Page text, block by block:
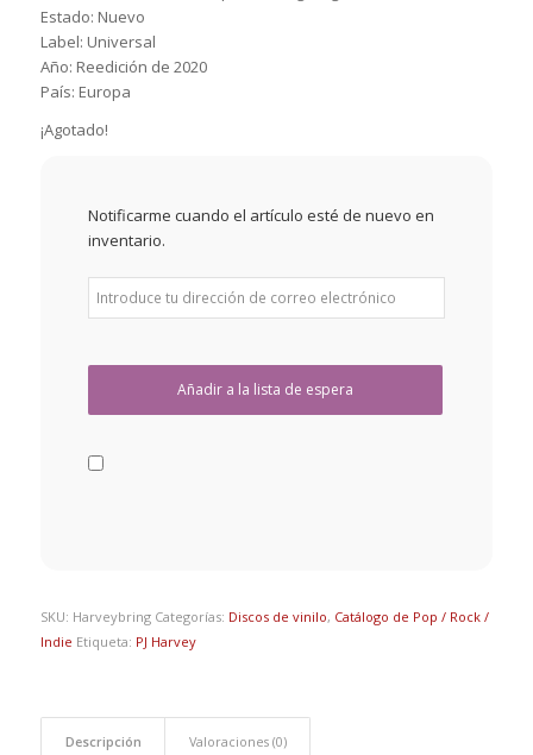
Estado: Nuevo
Label: Universal
Año: Reedición de 2020
País: Europa
¡Agotado!
Notificarme cuando el artículo esté de nuevo en
inventario.
SKU: Harveybring Categorías: Discos de vinilo, Catálogo de Pop / Rock /
Indie Etiqueta: PJ Harvey
Descripción Valoraciones (0)